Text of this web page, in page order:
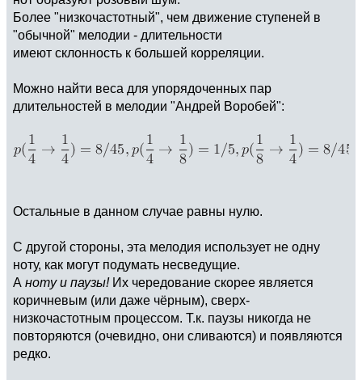
Более "низкочастотный", чем движение ступеней в
"обычной" мелодии - длительности
имеют склонность к большей корреляции.
Можно найти веса для упорядоченных пар
длительностей в мелодии "Андрей Воробей":
Остальные в данном случае равны нулю.
С другой стороны, эта мелодия использует не одну
ноту, как могут подумать несведущие.
А ноту и паузы!Их чередование скорее является
коричневым (или даже чёрным), сверх-
низкочастотным процессом. Т.к. паузы никогда не
повторяются (очевидно, они сливаются) и появляются
редко.